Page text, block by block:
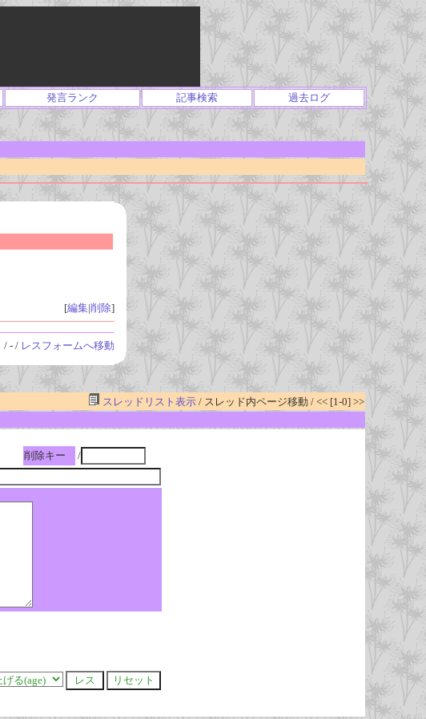
発言ランク 記事検索 過去ログ
[編集|削除]
/ - / レスフォームへ移動
スレッドリスト表示/ スレッド内ページ移動 / << [1-0] >>
削除キー
/